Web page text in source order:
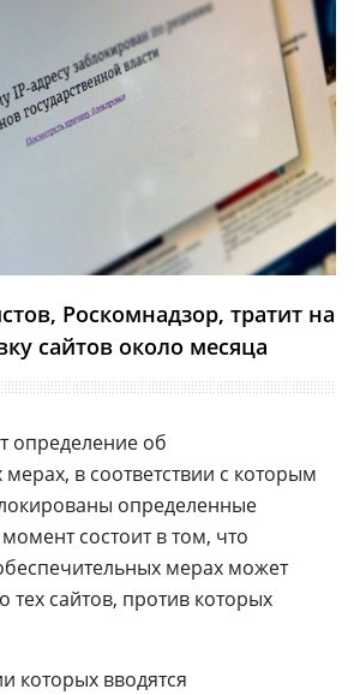
Роскомнадзор, тратит на
сайтов около месяца
определение об
в соответствии с которым
определенные
состоит в том, что
мерах может
тех сайтов, против которых
которых вводятся